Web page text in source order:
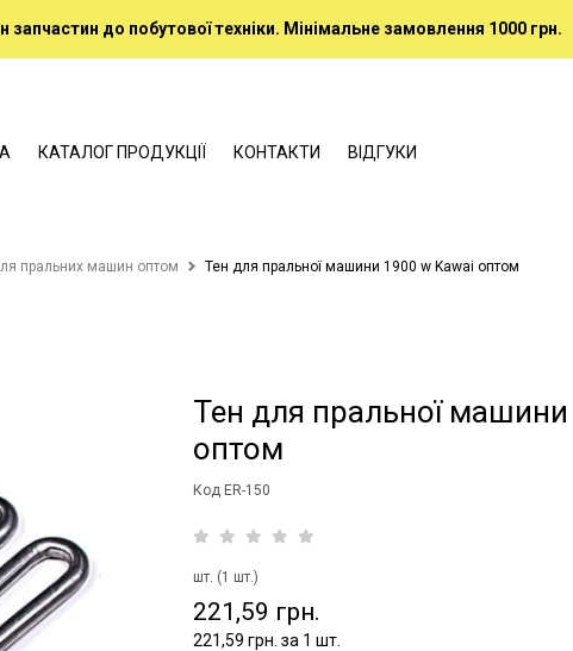
запчастин до побутової техніки. Мінімальне замовлення 1000 грн.
КАТАЛОГ ПРОДУКЦІЇ КОНТАКТИ ВІДГУКИ
пральних машин оптом Тен для пральної машини 1900 w Kawai оптом
Тен для пральної
оптом
Код ER-150
шт. (1 шт.)
221,59 грн.
221,59 грн. за 1 шт.